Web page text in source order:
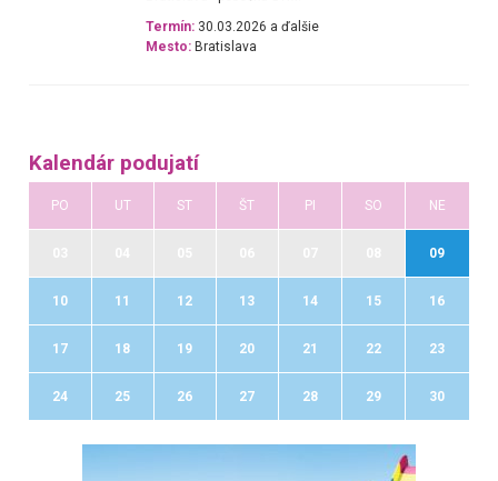
Termín: 30.03.2026 a ďalšie
Mesto: Bratislava
Kalendár podujatí
PO UT ST ŠT PI SO NE
09
10 11 12 13 14 15 16
17 18 19 20 21 22 23
24 25 26 27 28 29 30